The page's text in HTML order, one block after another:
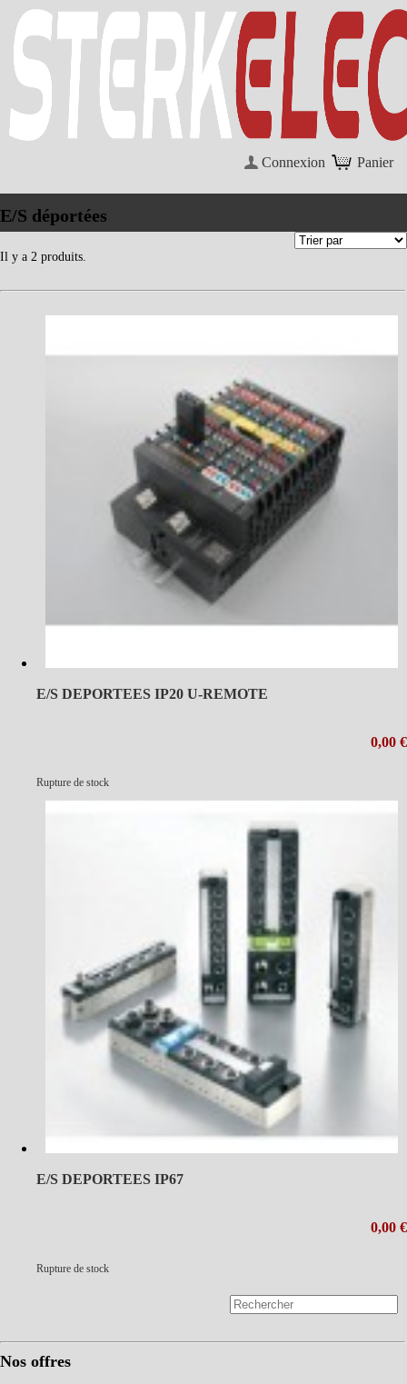
Panier
Connexion
E/S déportées
Il y a 2 produits.
E/S DEPORTEES IP20 U-REMOTE
0,00 €
Rupture de stock
E/S DEPORTEES IP67
0,00 €
Rupture de stock
Nos offres